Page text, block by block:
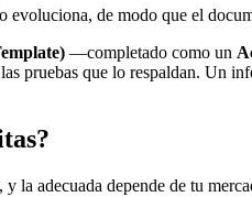
de modo que el
—completado como un
pruebas que lo respaldan. Un
la adecuada depende de tu